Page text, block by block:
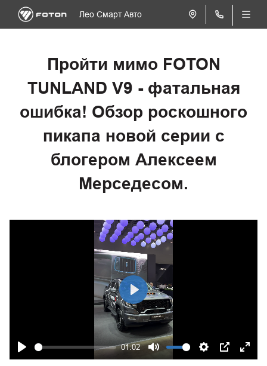
Лео Смарт Авто
Пройти мимо FOTON
TUNLAND V9 - фатальная
ошибка! Обзор роскошного
пикапа новой серии с
блогером Алексеем
Мерседесом.
Play
01:02
Mute Settings
PIP Enter
Play